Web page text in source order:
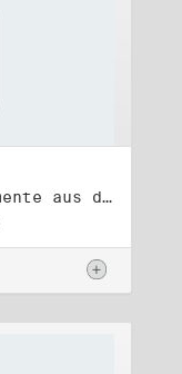
Titel: Verschiedene Dokumente aus der DDR-Opposition / Herbst 1989